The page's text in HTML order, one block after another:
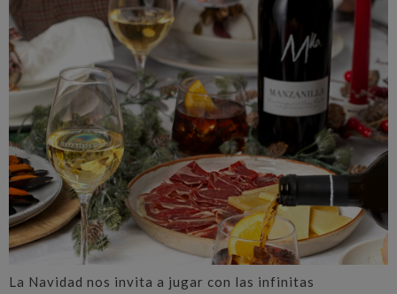
La Navidad nos invita a jugar con las infinitas